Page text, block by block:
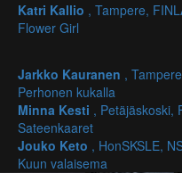
Katri Kallio , Tampere,
Flower Girl
Jarkko Kauranen ,
Perhonen kukalla
Minna Kesti , Petäjäskoski,
Sateenkaaret
Jouko Keto , HonSKSLE,
Kuun valaisema